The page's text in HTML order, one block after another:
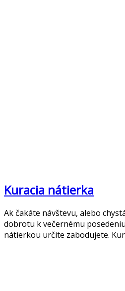
Kuracia nátierka
Ak čakáte návštevu, alebo
dobrotu k večernému
nátierkou určite zabodujete.